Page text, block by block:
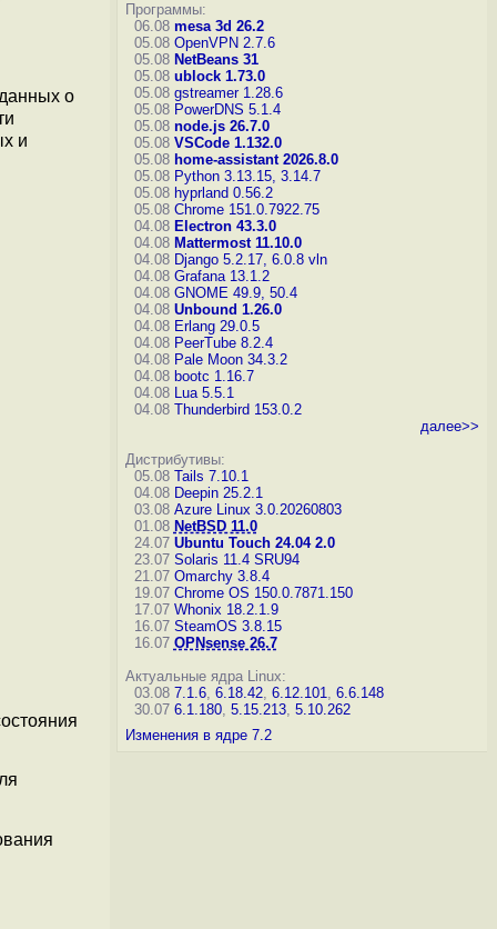
о
и
Программы:
06.08 mesa 3d 26.2
05.08 OpenVPN 2.7.6
05.08 NetBeans 31
05.08 ublock 1.73.0
05.08 gstreamer 1.28.6
05.08 PowerDNS 5.1.4
05.08 node.js 26.7.0
05.08 VSCode 1.132.0
05.08 home-assistant 2026.8.0
05.08 Python 3.13.15, 3.14.7
05.08 hyprland 0.56.2
05.08 Chrome 151.0.7922.75
04.08 Electron 43.3.0
04.08 Mattermost 11.10.0
04.08 Django 5.2.17, 6.0.8 vln
04.08 Grafana 13.1.2
04.08 GNOME 49.9, 50.4
04.08 Unbound 1.26.0
04.08 Erlang 29.0.5
04.08 PeerTube 8.2.4
04.08 Pale Moon 34.3.2
04.08 bootc 1.16.7
04.08 Lua 5.5.1
04.08 Thunderbird 153.0.2
далее>>
Дистрибутивы:
05.08 Tails 7.10.1
04.08 Deepin 25.2.1
03.08 Azure Linux 3.0.20260803
01.08 NetBSD 11.0
24.07 Ubuntu Touch 24.04 2.0
23.07 Solaris 11.4 SRU94
21.07 Omarchy 3.8.4
19.07 Chrome OS 150.0.7871.150
17.07 Whonix 18.2.1.9
16.07 SteamOS 3.8.15
16.07 OPNsense 26.7
Актуальные ядра Linux:
03.08 7.1.6, 6.18.42, 6.12.101, 6.6.148
30.07 6.1.180, 5.15.213, 5.10.262
Изменения в ядре 7.2